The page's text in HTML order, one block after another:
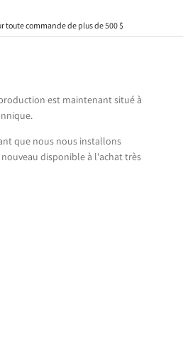
toute commande de plus de 500 $
est maintenant situé à
que nous nous installons
disponible à l'achat très